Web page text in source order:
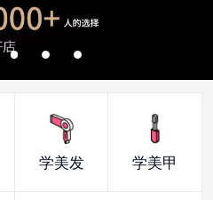
学美发 学美甲